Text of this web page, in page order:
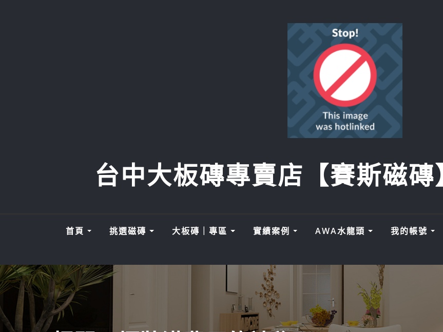
台中大板磚專賣店【賽斯磁
首頁 挑選磁磚 大板磚｜專區 實績案例 AWA水龍頭 我的帳號